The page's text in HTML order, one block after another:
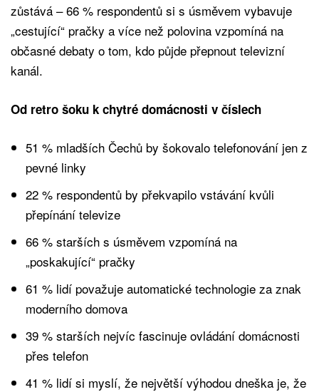
zůstává – 66 % respondentů si s úsměvem vybavuje
„cestující“ pračky a více než polovina vzpomíná na
občasné debaty o tom, kdo půjde přepnout televizní
kanál.
Od retro šoku k chytré domácnosti v číslech
51 % mladších Čechů by šokovalo telefonování jen z
pevné linky
22 % respondentů by překvapilo vstávání kvůli
přepínání televize
66 % starších s úsměvem vzpomíná na
„poskakující“ pračky
61 % lidí považuje automatické technologie za znak
moderního domova
39 % starších nejvíc fascinuje ovládání domácnosti
přes telefon
41 % lidí si myslí, že největší výhodou dneška je, že